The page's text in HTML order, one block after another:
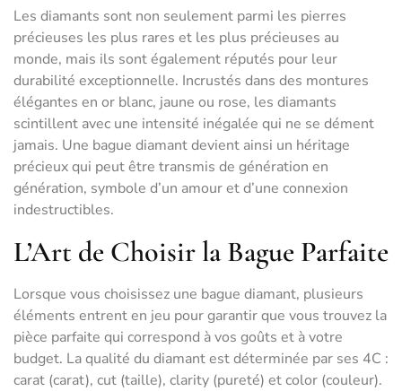
Les diamants sont non seulement parmi les pierres
précieuses les plus rares et les plus précieuses au
monde, mais ils sont également réputés pour leur
durabilité exceptionnelle. Incrustés dans des montures
élégantes en or blanc, jaune ou rose, les diamants
scintillent avec une intensité inégalée qui ne se dément
jamais. Une bague diamant devient ainsi un héritage
précieux qui peut être transmis de génération en
génération, symbole d’un amour et d’une connexion
indestructibles.
L’Art de Choisir la Bague Parfaite
Lorsque vous choisissez une bague diamant, plusieurs
éléments entrent en jeu pour garantir que vous trouvez la
pièce parfaite qui correspond à vos goûts et à votre
budget. La qualité du diamant est déterminée par ses 4C :
carat (carat), cut (taille), clarity (pureté) et color (couleur).